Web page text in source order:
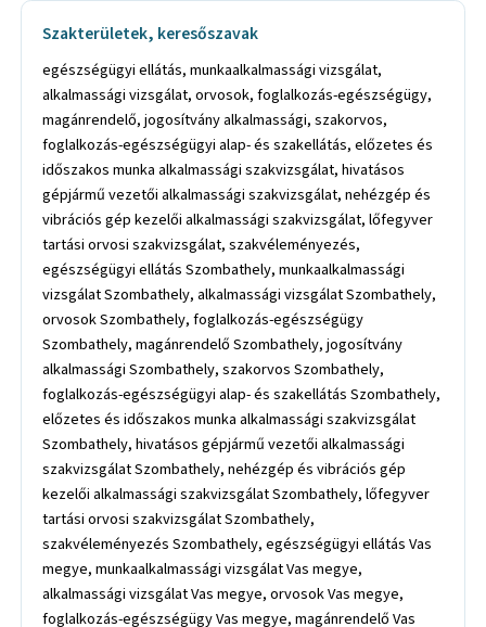
Szakterületek, keresőszavak
egészségügyi ellátás, munkaalkalmassági vizsgálat,
alkalmassági vizsgálat, orvosok, foglalkozás-egészségügy,
magánrendelő, jogosítvány alkalmassági, szakorvos,
foglalkozás-egészségügyi alap- és szakellátás, előzetes és
időszakos munka alkalmassági szakvizsgálat, hivatásos
gépjármű vezetői alkalmassági szakvizsgálat, nehézgép és
vibrációs gép kezelői alkalmassági szakvizsgálat, lőfegyver
tartási orvosi szakvizsgálat, szakvéleményezés,
egészségügyi ellátás Szombathely, munkaalkalmassági
vizsgálat Szombathely, alkalmassági vizsgálat Szombathely,
orvosok Szombathely, foglalkozás-egészségügy
Szombathely, magánrendelő Szombathely, jogosítvány
alkalmassági Szombathely, szakorvos Szombathely,
foglalkozás-egészségügyi alap- és szakellátás Szombathely,
előzetes és időszakos munka alkalmassági szakvizsgálat
Szombathely, hivatásos gépjármű vezetői alkalmassági
szakvizsgálat Szombathely, nehézgép és vibrációs gép
kezelői alkalmassági szakvizsgálat Szombathely, lőfegyver
tartási orvosi szakvizsgálat Szombathely,
szakvéleményezés Szombathely, egészségügyi ellátás Vas
megye, munkaalkalmassági vizsgálat Vas megye,
alkalmassági vizsgálat Vas megye, orvosok Vas megye,
foglalkozás-egészségügy Vas megye, magánrendelő Vas